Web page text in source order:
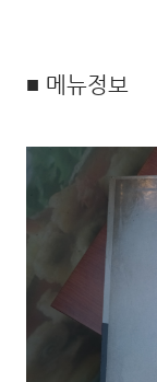
■ 메뉴정보